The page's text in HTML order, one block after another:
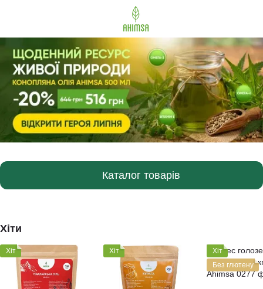
Каталог товарів
Хіти
Хіт Хіт
Хіт
Без глютену